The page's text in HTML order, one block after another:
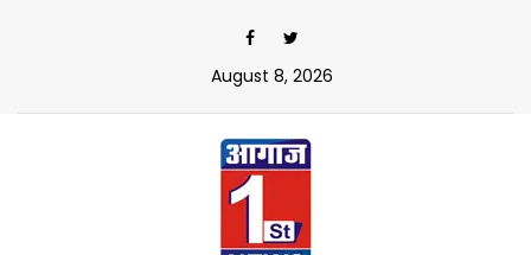
August 8, 2026